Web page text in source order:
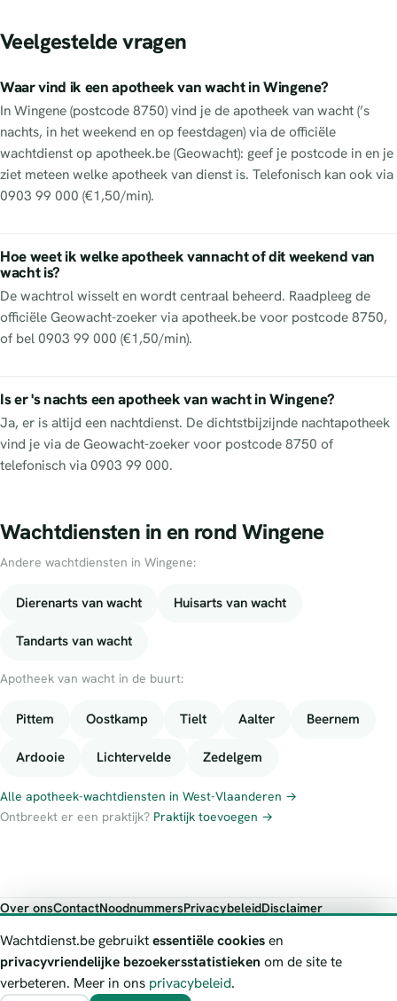
Veelgestelde vragen
Waar vind ik een apotheek van wacht in Wingene?
In Wingene (postcode 8750) vind je de apotheek van wacht (’s
nachts, in het weekend en op feestdagen) via de officiële
wachtdienst op apotheek.be (Geowacht): geef je postcode in en je
ziet meteen welke apotheek van dienst is. Telefonisch kan ook via
0903 99 000 (€1,50/min).
Hoe weet ik welke apotheek vannacht of dit weekend van
wacht is?
De wachtrol wisselt en wordt centraal beheerd. Raadpleeg de
officiële Geowacht-zoeker via apotheek.be voor postcode 8750,
of bel 0903 99 000 (€1,50/min).
Is er 's nachts een apotheek van wacht in Wingene?
Ja, er is altijd een nachtdienst. De dichtstbijzijnde nachtapotheek
vind je via de Geowacht-zoeker voor postcode 8750 of
telefonisch via 0903 99 000.
Wachtdiensten in en rond Wingene
Andere wachtdiensten in Wingene:
Dierenarts van wacht Huisarts van wacht
Tandarts van wacht
Apotheek van wacht in de buurt:
Pittem Oostkamp Tielt Aalter Beernem
Ardooie Lichtervelde Zedelgem
Alle apotheek-wachtdiensten in West-Vlaanderen →
Ontbreekt er een praktijk? Praktijk toevoegen →
Over onsContactNoodnummersPrivacybeleidDisclaimer
Wachtdienst.be toont publieke wachtdienst-informatie ter oriëntatie.
Bij levensgevaar bel je altijd 112. Controleer altijd de actuele
wachtregeling bij de vermelde officiële bron.
Wachtdienst.be gebruiktessentiële cookiesen
privacyvriendelijke bezoekersstatistieken om de site te
verbeteren. Meer in ons privacybeleid.